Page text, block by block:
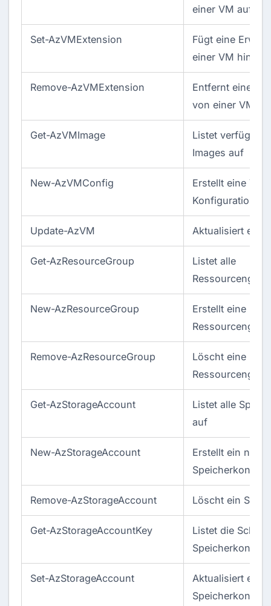
einer VM auf
Set-AzVMExtension
Fügt eine
einer VM hinzu
Remove-AzVMExtension
Entfernt eine
von einer VM
Get-AzVMImage
Listet
Images auf
New-AzVMConfig
Erstellt eine VM-
Konfiguration
Update-AzVM Aktualisiert eine
Get-AzResourceGroup
Listet alle
New-AzResourceGroup
Erstellt eine
Remove-AzResourceGroup
Löscht eine
Get-AzStorageAccount
Listet alle
auf
New-AzStorageAccount
Erstellt ein
Speicherkonto
Remove-AzStorageAccount Löscht ein
Get-AzStorageAccountKey
Listet die
Speicherkontos
Set-AzStorageAccount
Aktualisiert ein
Speicherkonto